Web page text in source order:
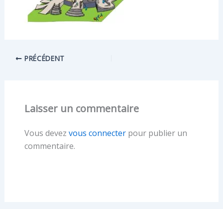
PRÉCÉDENT
Laisser un commentaire
Vous devez vous connecterpour publier un
commentaire.